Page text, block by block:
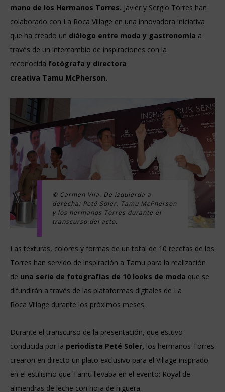
mano de los Hermanos Torres. Javier y Sergio Torres han
colaborado con La Roca Village en una innovadora iniciativa
que ha creado un diálogo entre moda y gastronomía a
través de un intercambio de inspiraciones con la
reconocida fotógrafa y directora
creativa Tamu McPherson.
© Carmen Vila. De izquierda a
derecha: Peté Soler, Tamu McPherson
y los hermanos Torres durante el
transcurso del acto.
Las texturas, colores y formas de un total de 10 recetas de los
Torres han servido de inspiración a Tamu para la realización
de una serie de fotografías de 10 looks de moda que se
difundirán a través de las plataformas digitales de La
Roca Village durante los próximos meses.
Durante el transcurso de la presentación, que estuvo
conducida por la periodista Peté Soler, los hermanos Torres
crearon en directo un plato exclusivo para el Village inspirado
en el estilismo que Tamu llevaba en el evento: Royal de
almendras de leche con hoja de higuera.